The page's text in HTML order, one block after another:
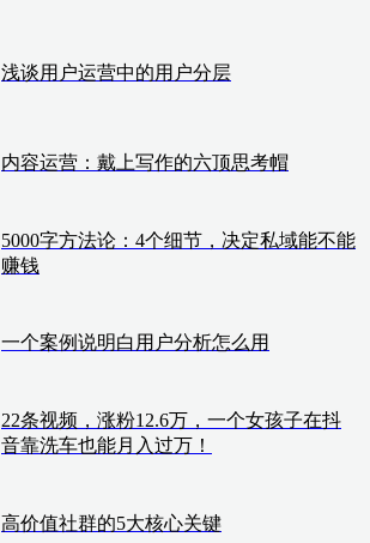
浅谈用户运营中的用户分层
内容运营：戴上写作的六顶思考帽
5000字方法论：4个细节，决定私域能不能
赚钱
一个案例说明白用户分析怎么用
22条视频，涨粉12.6万，一个女孩子在抖
音靠洗车也能月入过万！
高价值社群的5大核心关键